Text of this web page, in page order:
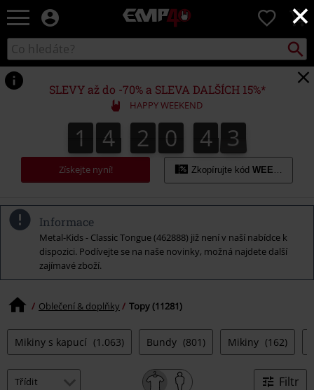
×
EMP
Hudba,
filmy
&
seriály,
Merch
pro
hráče,
Alternativní
móda
0
Katalog
vyhledávání
SLEVY až do -70% a SLEVA DALŠÍCH 15%*
HAPPY WEEKEND
1
1 4
4 2
2 0
0 4
5
4 1
2
1
3
2
Získejte nyní! Zkopírujte kód WEEKEND
Informace
Metal-Kids - Classic Tongue (462888) již není v naší nabídce k
dispozici. Podívejte se na naše novinky, možná najdete další
zajímavé zboží.
Oblečení & doplňky Topy (11281)
Mikiny s kapucí (1.063) Bundy (801) Mikiny (162)
Filtr